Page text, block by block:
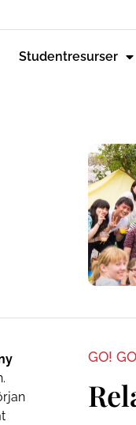
Studentresurser
GO!